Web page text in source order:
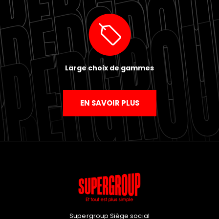
Large choix de gammes
EN SAVOIR PLUS
Supergroup Siège social